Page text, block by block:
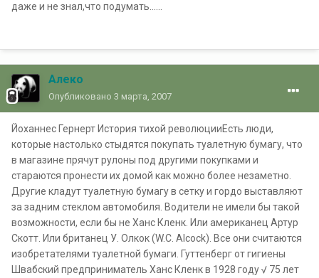
даже и не знал,что подумать......
Алеко
Опубликовано 3 марта, 2007
Йоханнес Гернерт История тихой революцииЕсть люди,
которые настолько стыдятся покупать туалетную бумагу, что
в магазине прячут рулоны под другими покупками и
стараются пронести их домой как можно более незаметно.
Другие кладут туалетную бумагу в сетку и гордо выставляют
за задним стеклом автомобиля. Водители не имели бы такой
возможности, если бы не Ханс Кленк. Или американец Артур
Скотт. Или британец У. Олкок (W.C. Alcock). Все они считаются
изобретателями туалетной бумаги. Гуттенберг от гигиены
Швабский предприниматель Ханс Кленк в 1928 году √ 75 лет